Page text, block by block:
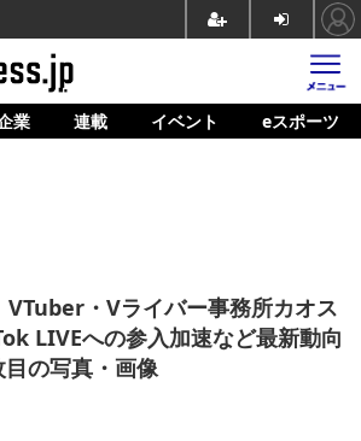
業 連載 イベント eスポーツ
VTuber・Vライバー事務所カオス
LIVEへの参入加速など最新動向
の写真・画像